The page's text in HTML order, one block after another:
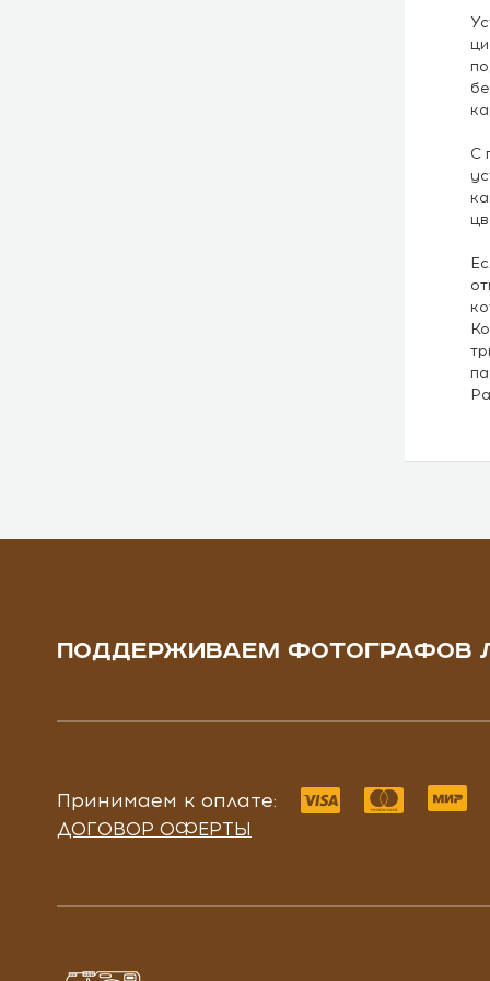
С
ПОДДЕРЖИВАЕМ ФОТОГРАФОВ
Принимаем к оплате:
ДОГОВОР ОФЕРТЫ